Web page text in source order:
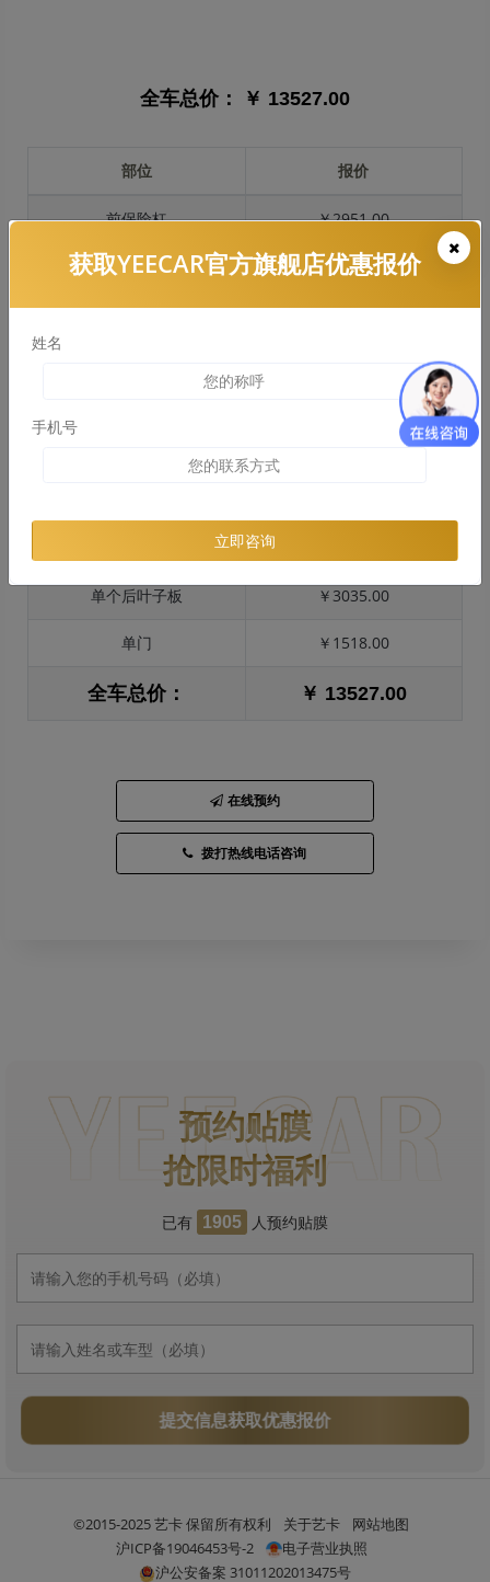
全车总价： ￥ 13527.00
部位 报价
前保险杠 ￥2951.00
引擎盖 ￥3081.00
左右两侧前叶子板 ￥2250.00
单个后叶子板 ￥3035.00
单门 ￥1518.00
全车总价： ￥ 13527.00
在线预约
拨打热线电话咨询
预约贴膜
抢限时福利
已有 1905 人预约贴膜
提交信息获取优惠报价
©2015-2025 艺卡 保留所有权利 关于艺卡
网站地图
沪ICP备19046453号-2
电子营业执照
沪公安备案 31011202013475号
获取YEECAR官方旗舰店优惠报价
姓名
手机号
立即咨询